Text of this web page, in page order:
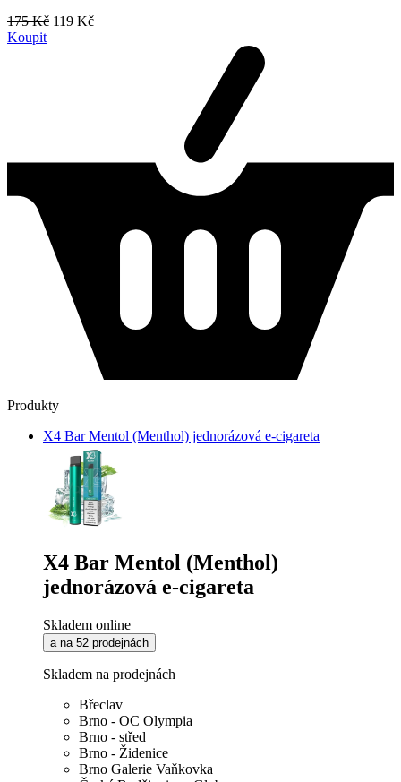
175 Kč 119 Kč
Koupit
Produkty
X4 Bar Mentol (Menthol) jednorázová e-cigareta
X4 Bar Mentol (Menthol)
jednorázová e-cigareta
Skladem online
a na 52 prodejnách
Skladem na prodejnách
Břeclav
Brno - OC Olympia
Brno - střed
Brno - Židenice
Brno Galerie Vaňkovka